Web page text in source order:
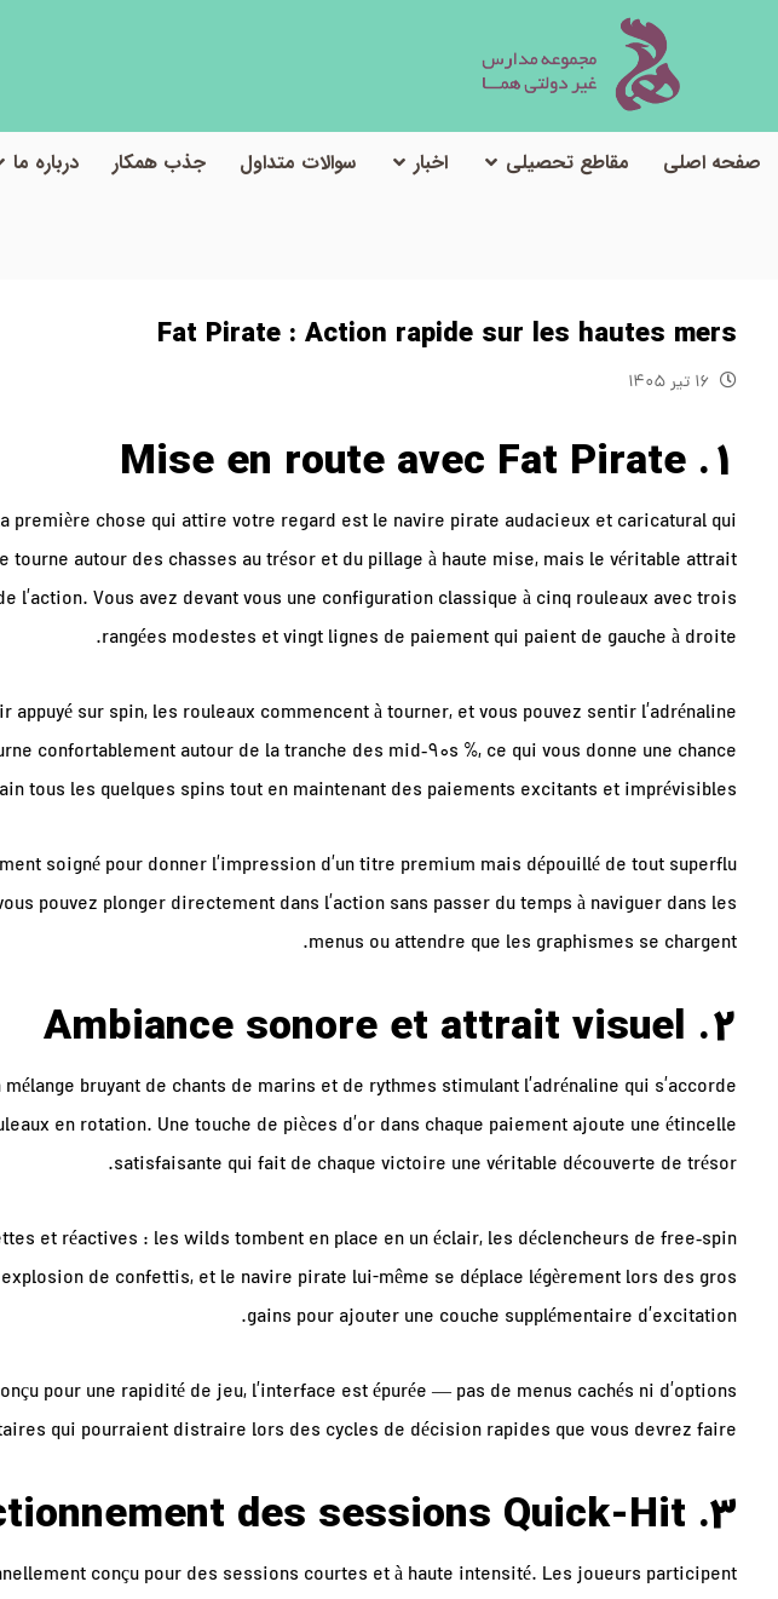
صفحه اصلی مقاطع تحصیلی اخبار سوالات متداول جذب همکار درباره ما
Fat Pirate : Action rapide sur les hautes mers
۱۶ تیر ۱۴۰۵
1. Mise en route avec Fat Pirate
première chose qui attire votre regard est le navire pirate audacieux et caricatural qui
tourne autour des chasses au trésor et du pillage à haute mise, mais le véritable attrait
l’action. Vous avez devant vous une configuration classique à cinq rouleaux avec trois
rangées modestes et vingt lignes de paiement qui paient de gauche à droite.
appuyé sur spin, les rouleaux commencent à tourner, et vous pouvez sentir l’adrénaline
confortablement autour de la tranche des mid‑90s %, ce qui vous donne une chance
tous les quelques spins tout en maintenant des paiements excitants et imprévisibles.
soigné pour donner l’impression d’un titre premium mais dépouillé de tout superflu
pouvez plonger directement dans l’action sans passer du temps à naviguer dans les
menus ou attendre que les graphismes se chargent.
2. Ambiance sonore et attrait visuel
bruyant de chants de marins et de rythmes stimulant l’adrénaline qui s’accorde
en rotation. Une touche de pièces d’or dans chaque paiement ajoute une étincelle
satisfaisante qui fait de chaque victoire une véritable découverte de trésor.
et réactives : les wilds tombent en place en un éclair, les déclencheurs de free‑spin
de confettis, et le navire pirate lui-même se déplace légèrement lors des gros
gains pour ajouter une couche supplémentaire d’excitation.
pour une rapidité de jeu, l’interface est épurée — pas de menus cachés ni d’options
qui pourraient distraire lors des cycles de décision rapides que vous devrez faire.
3. Fonctionnement des sessions Quick‑Hit
conçu pour des sessions courtes et à haute intensité. Les joueurs participent